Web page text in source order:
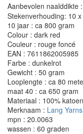
Aanbevolen naalddikte
Stekenverhouding: 10
10 jaar : ca 800 gram
Colour : dark red
Couleur : rouge foncé
EAN : 7611862005985
Farbe : dunkelrot
Gewicht : 50 gram
Looplengte : ca 80
maat 40 : ca 650 gram
Materiaal : 100% katoen
Merknaam : Lang Yarns
mpn : 20.0063
wassen : 60 graden